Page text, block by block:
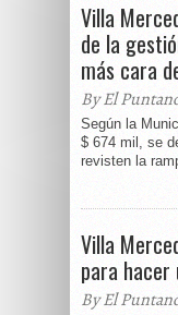
Villa
de la
más cara
By El
Según la
$ 674 mil, se
revisten la
Villa
para hacer
By El